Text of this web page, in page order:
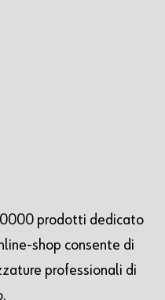
prodotti dedicato
shop consente di
professionali di